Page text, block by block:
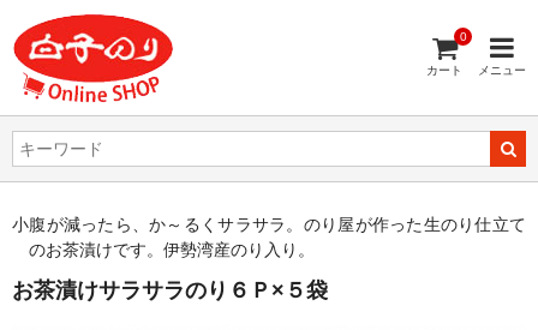
カート
0
メニュー
小腹が減ったら、か～るくサラサラ。のり屋が作った生のり仕立て
のお茶漬けです。伊勢湾産のり入り。
お茶漬けサラサラのり６Ｐ×５袋